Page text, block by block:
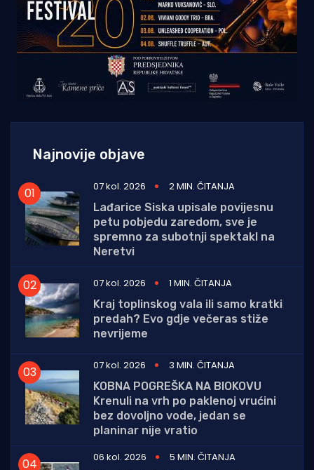
Najnovije objave
07 kol. 2026
2 MIN. ČITANJA
Lađarice Siska upisale povijesnu
petu pobjedu zaredom, sve je
spremno za subotnji spektakl na
Neretvi
07 kol. 2026
1 MIN. ČITANJA
Kraj toplinskog vala ili samo kratki
predah? Evo gdje večeras stiže
nevrijeme
07 kol. 2026
3 MIN. ČITANJA
KOBNA POGREŠKA NA BIOKOVU
Krenuli na vrh po paklenoj vrućini
bez dovoljno vode, jedan se
planinar nije vratio
06 kol. 2026
5 MIN. ČITANJA